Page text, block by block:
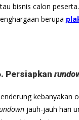
bisnis calon
berupa
Persiapkan
kebanyakan
jauh-jauh hari